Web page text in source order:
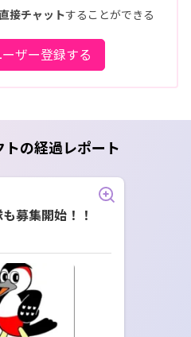
接チャットすることができる
ザー登録する
の経過レポート
募集開始！！